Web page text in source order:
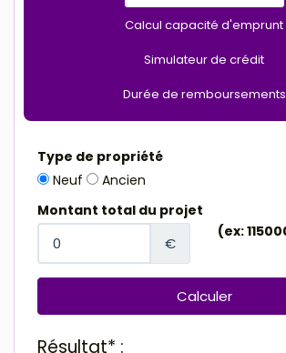
Calcul capacité d'emprunt
Simulateur de crédit
Durée de remboursements